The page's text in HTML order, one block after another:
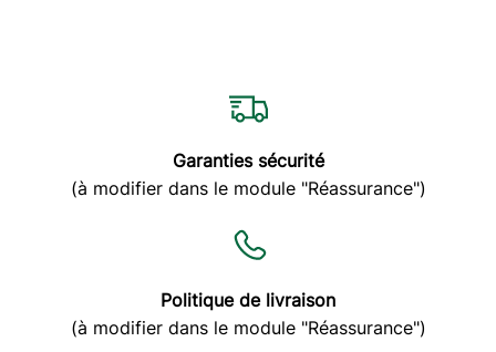
Garanties sécurité
(à modifier dans le module "Réassurance")
Politique de livraison
(à modifier dans le module "Réassurance")